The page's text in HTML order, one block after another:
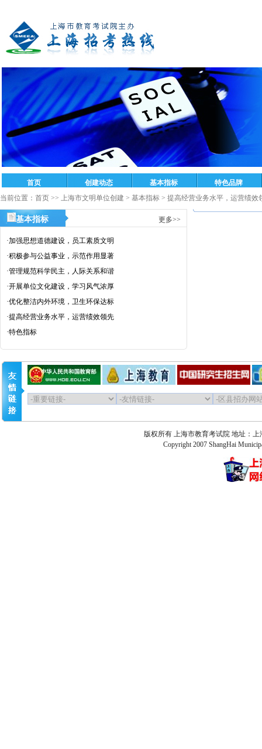
当前位置： 首页 >> 上海市文明单位创建 > 基本指标 > 提高经营业务水平，运营绩效
基本指标 更多>>
·加强思想道德建设，员工素质文明
·积极参与公益事业，示范作用显著
·管理规范科学民主，人际关系和谐
·开展单位文化建设，学习风气浓厚
·优化整洁内外环境，卫生环保达标
·提高经营业务水平，运营绩效领先
·特色指标